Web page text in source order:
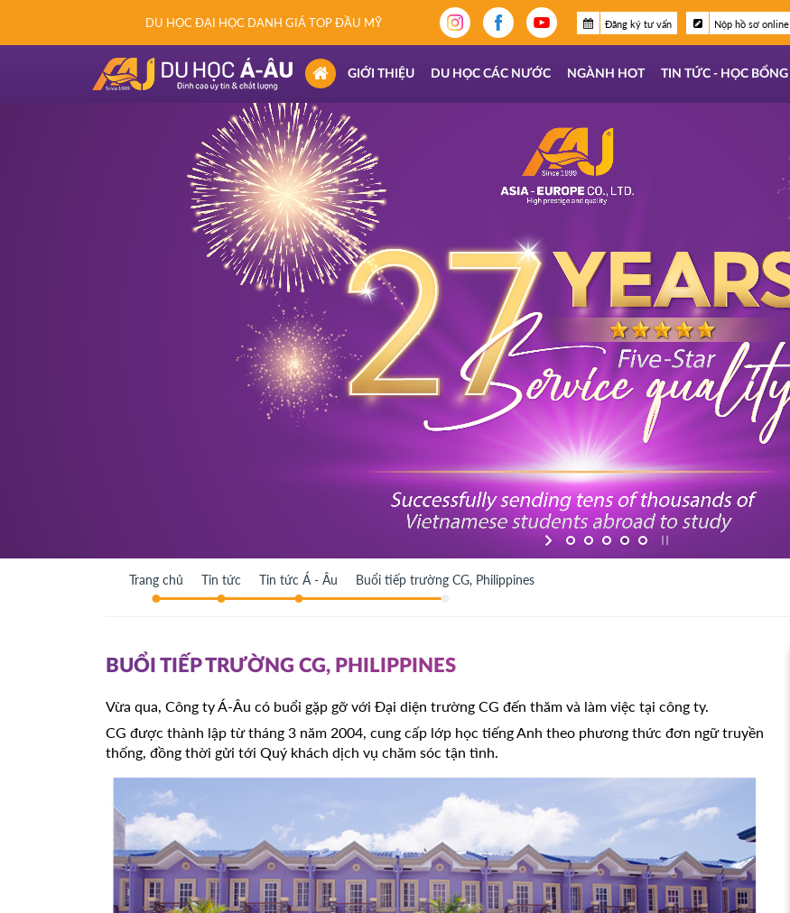
DU HỌC ĐẠI HỌC DANH GIÁ TOP ĐẦU MỸ Đăng ký tư vấn Nộp hồ sơ online
(CURRENT)
GIỚI THIỆU DU HỌC CÁC NƯỚC NGÀNH HOT TIN TỨC - HỌC BỔNG
Trang chủ Tin tức Tin tức Á - Âu Buổi tiếp trường CG, Philippines
BUỔI TIẾP TRƯỜNG CG, PHILIPPINES
Vừa qua, Công ty Á-Âu có buổi gặp gỡ với Đại diện trường CG đến thăm và làm việc tại công ty.
CG được thành lập từ tháng 3 năm 2004, cung cấp lớp học tiếng Anh theo phương thức đơn ngữ truyền
thống, đồng thời gửi tới Quý khách dịch vụ chăm sóc tận tình.